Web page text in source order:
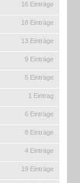
16 Einträge
18 Einträge
13 Einträge
9 Einträge
5 Einträge
1 Eintrag
6 Einträge
8 Einträge
4 Einträge
19 Einträge